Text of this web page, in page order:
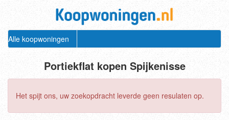
Alle koopwoningen
Portiekflat kopen Spijkenisse
Het spijt ons, uw zoekopdracht leverde geen resulaten op.